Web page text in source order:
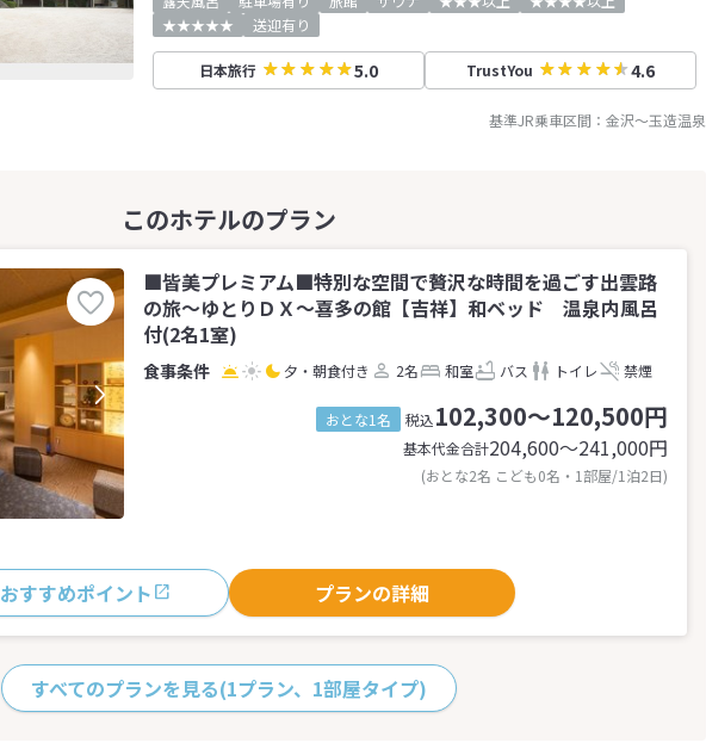
★★★★★
送迎有り
日本旅行 5.0 TrustYou 4.6
基準JR乗車区間： 金沢～玉造温泉
■皆美プレミアム■特別な空間で贅沢な時間を過ごす出雲路
の旅〜ゆとりＤＸ〜喜多の館【吉祥】和ベッド 温泉内風呂
付(2名1室)
夕・朝食付き 2名 和室 バス トイレ 禁煙
おとな1名 税込102,300～120,500円
基本代金合計204,600〜241,000円
(おとな2名 こども0名・1部屋/1泊2日)
おすすめポイント プランの詳細
すべてのプランを見る(1プラン、1部屋タイプ)